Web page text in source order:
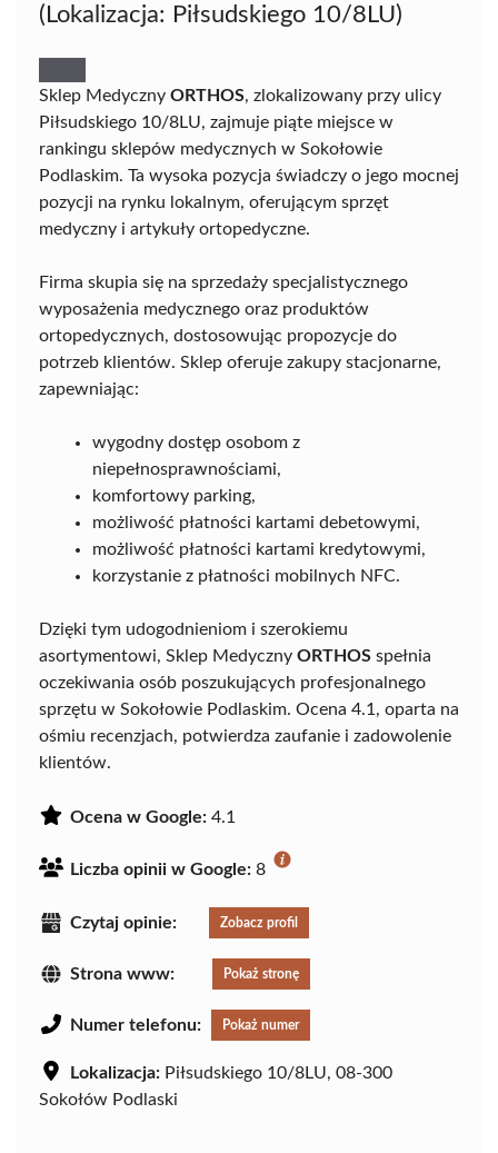
(Lokalizacja: Piłsudskiego 10/8LU)
Sklep Medyczny ORTHOS, zlokalizowany przy ulicy
Piłsudskiego 10/8LU, zajmuje piąte miejsce w
rankingu sklepów medycznych w Sokołowie
Podlaskim. Ta wysoka pozycja świadczy o jego mocnej
pozycji na rynku lokalnym, oferującym sprzęt
medyczny i artykuły ortopedyczne.
Firma skupia się na sprzedaży specjalistycznego
wyposażenia medycznego oraz produktów
ortopedycznych, dostosowując propozycje do
potrzeb klientów. Sklep oferuje zakupy stacjonarne,
zapewniając:
wygodny dostęp osobom z
niepełnosprawnościami,
komfortowy parking,
możliwość płatności kartami debetowymi,
możliwość płatności kartami kredytowymi,
korzystanie z płatności mobilnych NFC.
Dzięki tym udogodnieniom i szerokiemu
asortymentowi, Sklep Medyczny ORTHOS spełnia
oczekiwania osób poszukujących profesjonalnego
sprzętu w Sokołowie Podlaskim. Ocena 4.1, oparta na
ośmiu recenzjach, potwierdza zaufanie i zadowolenie
klientów.
Ocena w Google: 4.1
Liczba opinii w Google: 8
Czytaj opinie: Zobacz profil
Strona www: Pokaż stronę
Numer telefonu: Pokaż numer
Lokalizacja: Piłsudskiego 10/8LU, 08-300
Sokołów Podlaski